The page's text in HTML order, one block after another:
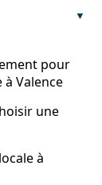
pour
à Valence
une
à